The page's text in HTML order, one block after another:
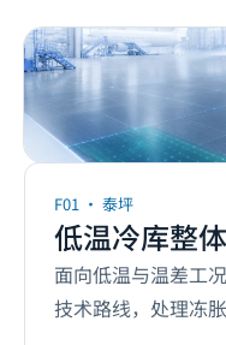
长寿命整体地坪系统
F01 · 泰坪
低温冷库整
面向低温与温差工
技术路线，处理冻